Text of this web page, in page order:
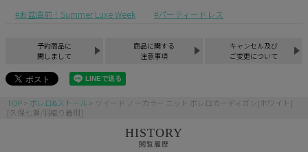
お盆直前！Summer Luxe Week パーティードレス
予約商品に
関しまして
商品に関する
注意事項
キャンセル及び
ご変更について
TOP ボレロ&ストール
ツイード ノーカラー ニット ボレロカーディガン[ホワイト]
[久保七瀬/羽織り着用]
HISTORY
閲覧履歴